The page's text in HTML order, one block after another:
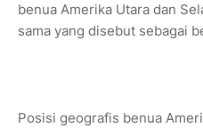
benua Amerika Utara dan
sama yang disebut sebagai
Posisi geografis benua